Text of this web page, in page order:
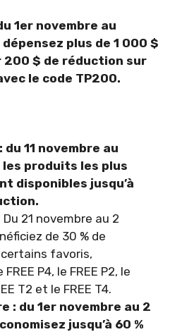
1er novembre au
plus de 1 000 $
200 $ de réduction sur
le code TP200.
du 11 novembre au
les produits les plus
disponibles jusqu’à
Du 21 novembre au 2
de 30 % de
favoris,
P4, le FREE P2, le
T2 et le FREE T4.
: du 1er novembre au 2
jusqu’à 60 %